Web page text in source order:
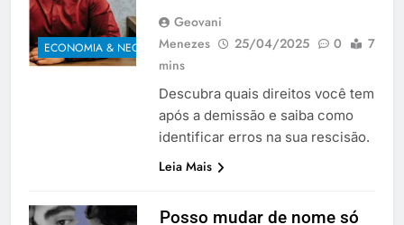
ECONOMIA & NEGÓCIOS
Geovani
Menezes
25/04/2025 0
7
mins
Descubra quais direitos você tem
após a demissão e saiba como
identificar erros na sua rescisão.
Leia Mais
Posso mudar de nome só